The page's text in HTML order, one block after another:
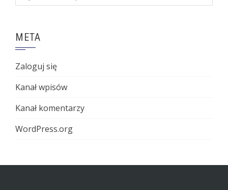
META
Zaloguj się
Kanał wpisów
Kanał komentarzy
WordPress.org